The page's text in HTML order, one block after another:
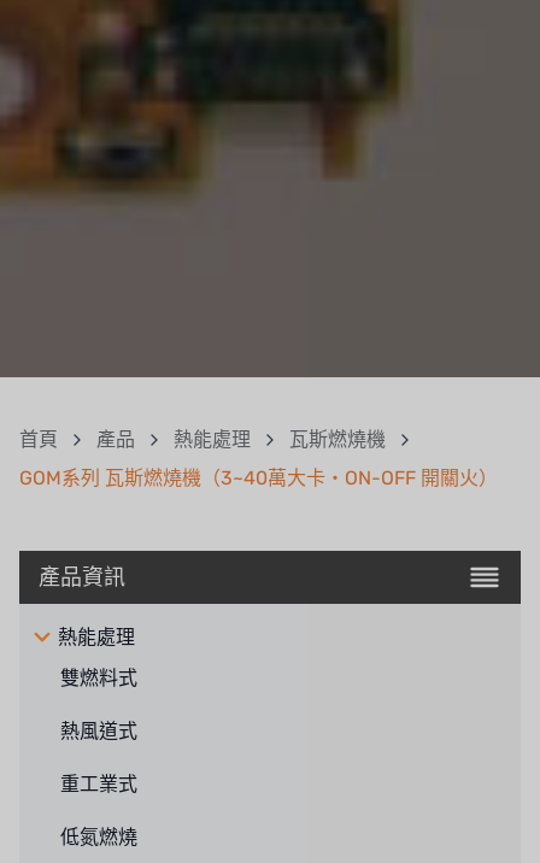
首頁 產品 熱能處理
瓦斯燃燒機
GOM系列 瓦斯燃燒機（3~40萬大卡・ON-OFF 開關火）
產品資訊
熱能處理
雙燃料式
熱風道式
重工業式
低氮燃燒